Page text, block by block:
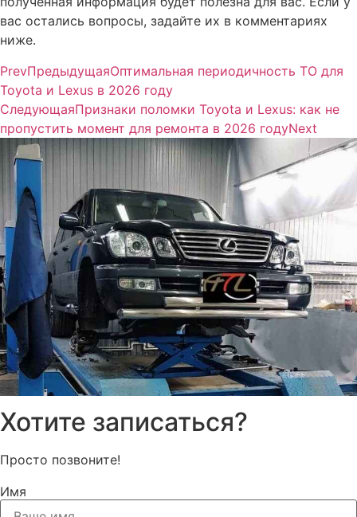
вас остались вопросы, задайте их в комментариях
ниже.
PrevПредыдущаяОптимальная периодичность ТО для
Toyota и Lexus в 2026 году
СледующаяПризнаки поломки Toyota и Lexus: как не
пропустить момент для ремонта в 2026 годуNext
Хотите записаться?
Просто позвоните!
Имя